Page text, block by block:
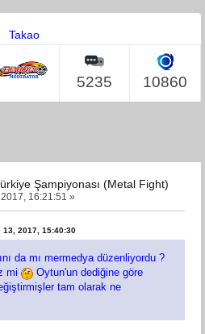
Takao
5235 10860
Şampiyonası (Metal Fight)
2017, 16:21:51 »
13, 2017, 15:40:30
da mı mermedya düzenliyordu ?
mi
Oytun'un dediğine göre
tam olarak ne